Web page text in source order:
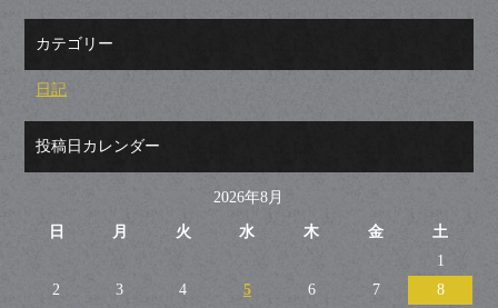
カテゴリー
日記
投稿日カレンダー
2026年8月
日 月 火 水 木 金 土
1
2
3 4 5 6 7
8